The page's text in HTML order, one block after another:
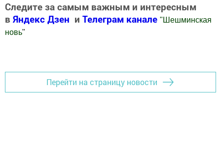
Следите за самым важным и интересным
в Яндекс Дзен и Телеграм канале " Шешминская
новь"
Перейти на страницу новости